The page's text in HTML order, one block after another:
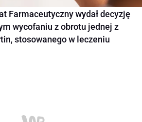
Farmaceutyczny wydał decyzję
wycofaniu z obrotu jednej z
stosowanego w leczeniu